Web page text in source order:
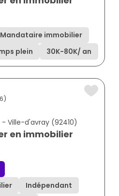
Mandataire immobilier
plein 30K-80K/ an
Ville-d'avray (92410)
en immobilier
Indépendant